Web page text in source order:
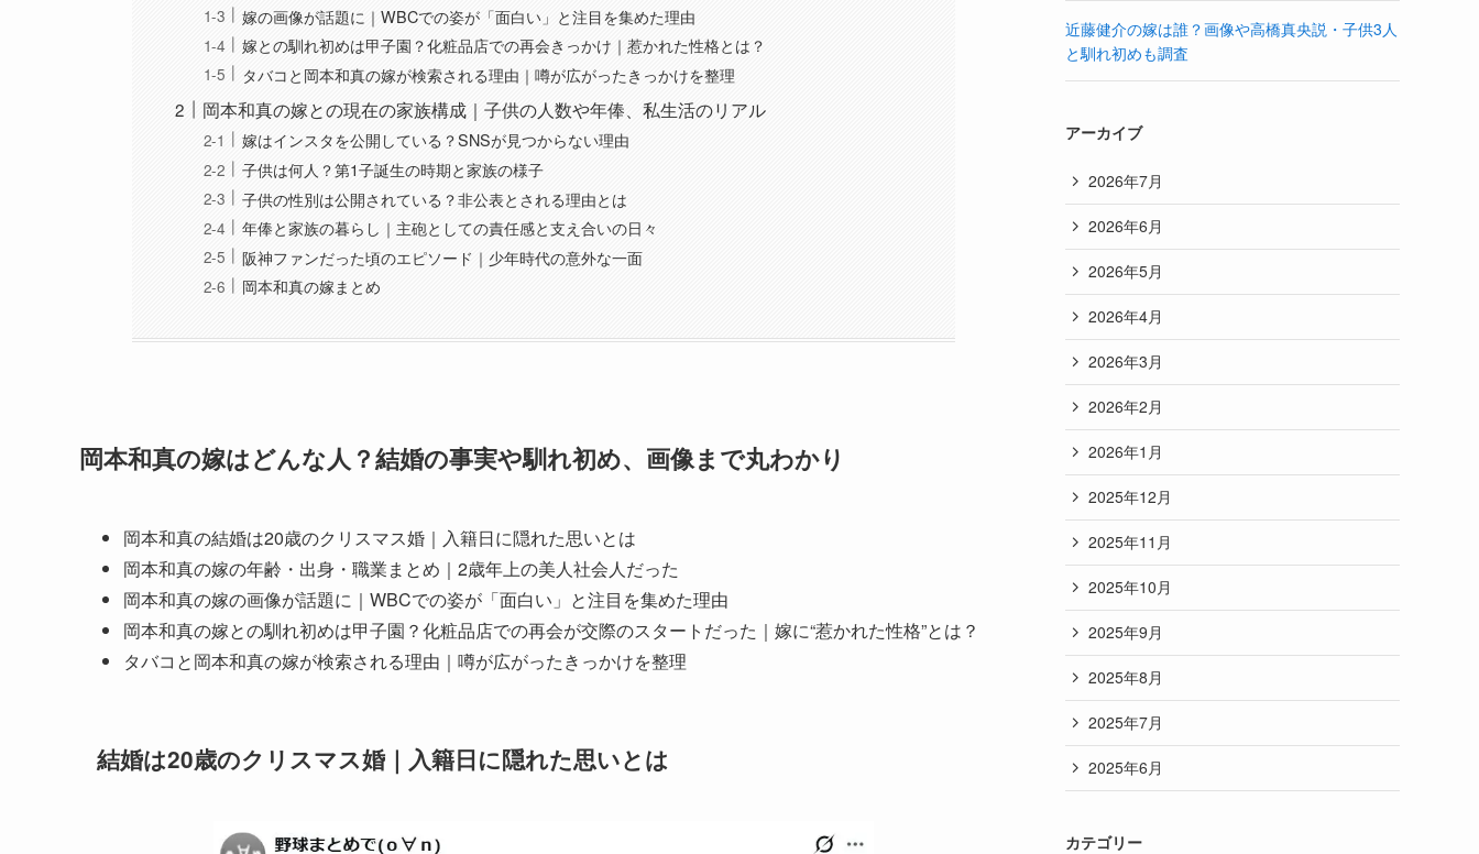
嫁の画像が話題に｜WBCでの姿が「面白い」と注目を集めた理由
嫁との馴れ初めは甲子園？化粧品店での再会きっかけ｜惹かれた性格とは？
タバコと岡本和真の嫁が検索される理由｜噂が広がったきっかけを整理
岡本和真の嫁との現在の家族構成｜子供の人数や年俸、私生活のリアル
嫁はインスタを公開している？SNSが見つからない理由
子供は何人？第1子誕生の時期と家族の様子
子供の性別は公開されている？非公表とされる理由とは
年俸と家族の暮らし｜主砲としての責任感と支え合いの日々
阪神ファンだった頃のエピソード｜少年時代の意外な一面
岡本和真の嫁まとめ
岡本和真の嫁はどんな人？結婚の事実や馴れ初め、画像まで丸わかり
岡本和真の結婚は20歳のクリスマス婚｜入籍日に隠れた思いとは
岡本和真の嫁の年齢・出身・職業まとめ｜2歳年上の美人社会人だった
岡本和真の嫁の画像が話題に｜WBCでの姿が「面白い」と注目を集めた理由
岡本和真の嫁との馴れ初めは甲子園？化粧品店での再会が交際のスタートだった｜嫁に“惹かれた性格”とは？
タバコと岡本和真の嫁が検索される理由｜噂が広がったきっかけを整理
結婚は20歳のクリスマス婚｜入籍日に隠れた思いとは
近藤健介の嫁は誰？画像や高橋真央説・子供3人
と馴れ初めも調査
アーカイブ
2026年7月
2026年6月
2026年5月
2026年4月
2026年3月
2026年2月
2026年1月
2025年12月
2025年11月
2025年10月
2025年9月
2025年8月
2025年7月
2025年6月
カテゴリー